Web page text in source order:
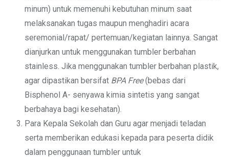
minum) untuk memenuhi kebutuhan minum saat
melaksanakan tugas maupun menghadiri acara
seremonial/rapat/ pertemuan/kegiatan lainnya. Sangat
dianjurkan untuk menggunakan tumbler berbahan
stainless. Jika menggunakan tumbler berbahan plastik,
agar dipastikan bersifat BPA Free(bebas dari
Bisphenol A- senyawa kimia sintetis yang sangat
berbahaya bagi kesehatan).
Para Kepala Sekolah dan Guru agar menjadi teladan
serta memberikan edukasi kepada para peserta didik
dalam penggunaan tumbler untuk